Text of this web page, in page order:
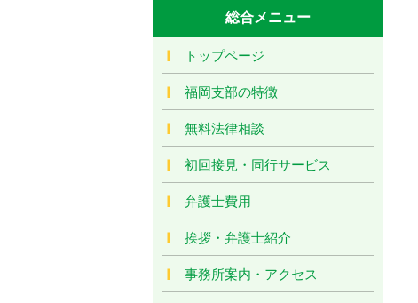
総合メニュー
トップページ
福岡支部の特徴
無料法律相談
初回接見・同行サービス
弁護士費用
挨拶・弁護士紹介
事務所案内・アクセス